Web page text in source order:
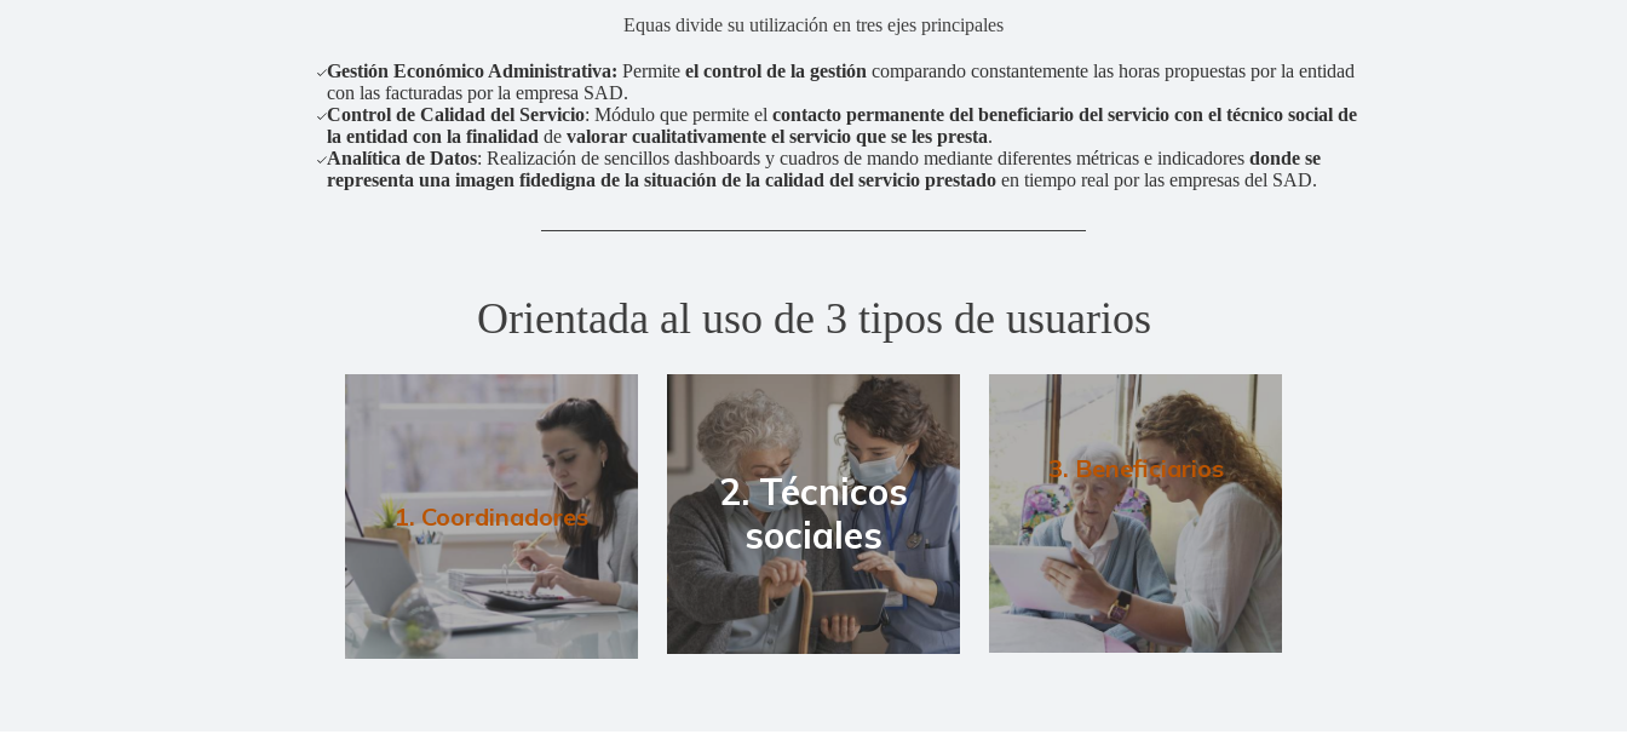
Equas divide su utilización en tres ejes principales
Gestión Económico Administrativa: Permite el control de la gestión comparando constantemente las horas propuestas por la entidad
con las facturadas por la empresa SAD.
Control de Calidad del Servicio: Módulo que permite el contacto permanente del beneficiario del servicio con el técnico social de
la entidad con la finalidad de valorar cualitativamente el servicio que se les presta.
Analítica de Datos: Realización de sencillos dashboards y cuadros de mando mediante diferentes métricas e indicadoresdonde se
representa una imagen fidedigna de la situación de la calidad del servicio prestadoen tiempo real por las empresas del SAD.
Orientada al uso de 3 tipos de usuarios
1. Coordinadores
2. Técnicos
sociales
3. Beneficiarios